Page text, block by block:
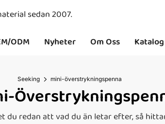
sedan 2007.
ODM Nyheter Om Oss Katalog
Seeking mini-överstrykningspenna
redan att vad du än letar efter, så